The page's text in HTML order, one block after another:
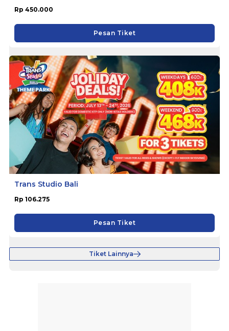
Rp 450.000
Pesan Tiket
Trans Studio Bali
Rp 106.275
Pesan Tiket
Tiket Lainnya